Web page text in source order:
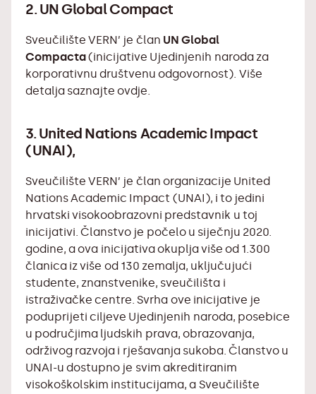
2. UN Global Compact
Sveučilište VERN’ je član UN Global
Compacta(inicijative Ujedinjenih naroda za
korporativnu društvenu odgovornost). Više
detalja saznajte ovdje.
3. United Nations Academic Impact
(UNAI),
Sveučilište VERN’ je član organizacije United
Nations Academic Impact (UNAI), i to jedini
hrvatski visokoobrazovni predstavnik u toj
inicijativi. Članstvo je počelo u siječnju 2020.
godine, a ova inicijativa okuplja više od 1.300
članica iz više od 130 zemalja, uključujući
studente, znanstvenike, sveučilišta i
istraživačke centre. Svrha ove inicijative je
poduprijeti ciljeve Ujedinjenih naroda, posebice
u područjima ljudskih prava, obrazovanja,
održivog razvoja i rješavanja sukoba. Članstvo u
UNAI-u dostupno je svim akreditiranim
visokoškolskim institucijama, a Sveučilište